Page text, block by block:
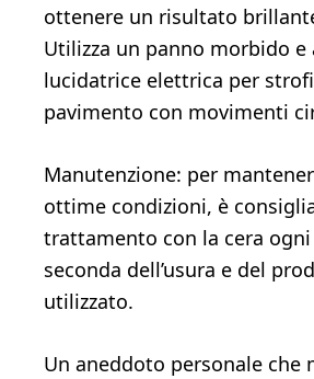
ottenere un risultato
Utilizza un panno morbido
lucidatrice elettrica per
pavimento con movimenti
Manutenzione: per
ottime condizioni, è
trattamento con la cera ogni
seconda dell’usura e del
utilizzato.
Un aneddoto personale che